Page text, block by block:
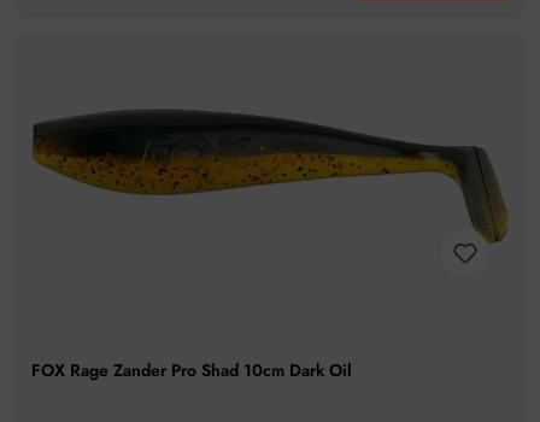
FOX Rage Zander Pro Shad 10cm Dark Oil